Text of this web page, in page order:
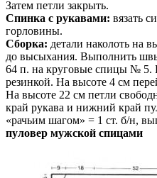
Затем петли закрыть.
Спинка с рукавами: вязать
горловины.
Сборка: детали наколоть на
до высыхания. Выполнить
64 п. на круговые спицы № 5.
резинкой. На высоте 4 см
На высоте 22 см петли
край рукава и нижний край
«рачьим шагом» = 1 ст. б/н,
пуловер мужской спицами